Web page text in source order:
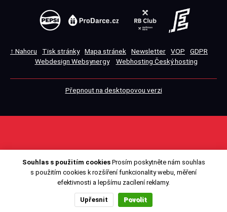
↑ Nahoru Tisk stránky Mapa stránek Newsletter VOP
GDPR
Webdesign Websynergy
Webhosting Český hosting
Přepnout na desktopovou verzi
Souhlas s použitím cookiesProsím poskytněte nám souhlas
s použitím cookies k rozšíření funkcionality webu, měření
efektivnosti a lepšímu zacílení reklamy.
Upřesnit Povolit